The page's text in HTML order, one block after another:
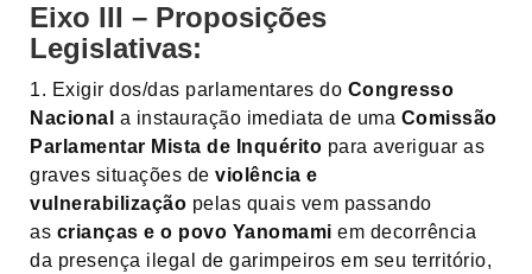
Eixo III – Proposições
Legislativas:
1. Exigir dos/das parlamentares do Congresso
Nacional a instauração imediata de uma Comissão
Parlamentar Mista de Inquérito para averiguar as
graves situações de violência e
vulnerabilização pelas quais vem passando
as crianças e o povo Yanomami em decorrência
da presença ilegal de garimpeiros em seu território,